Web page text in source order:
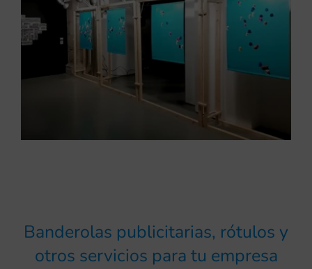
Banderolas publicitarias, rótulos y
otros servicios para tu empresa